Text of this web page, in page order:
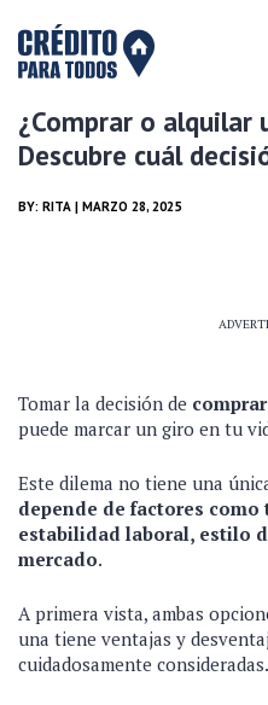
¿Comprar o alquilar
Descubre cuál
BY: RITA | MARZO 28, 2025
Tomar la decisión de
puede marcar un giro en tu
Este dilema no tiene una
depende de factores
estabilidad laboral, estilo
mercado.
A primera vista, ambas
una tiene ventajas y
cuidadosamente consideradas.